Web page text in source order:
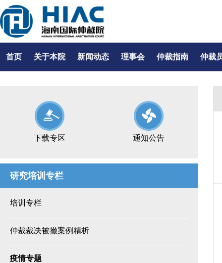
首页 关于本院 新闻动态 理事会 仲裁指南 仲裁
下载专区 通知公告
研究培训专栏
培训专栏
仲裁裁决被撤案例精析
疫情专题